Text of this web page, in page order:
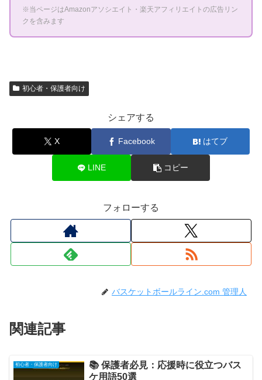
※当ページはAmazonアソシエイト・楽天アフィリエイトの広告リン
クを含みます
初心者・保護者向け
シェアする
X Facebook はてブ
LINE コピー
フォローする
バスケットボールライン.com 管理人
関連記事
初心者・保護者向け
📚 保護者必見：応援時に役立つバス
ケ用語50選